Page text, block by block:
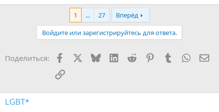
1 ... 27
Вперёд
Войдите или зарегистрируйтесь для ответа.
Поделиться: Facebook BlueskyLinkedIn
Reddit PinterestTumblr
Ссылка
LGBT*